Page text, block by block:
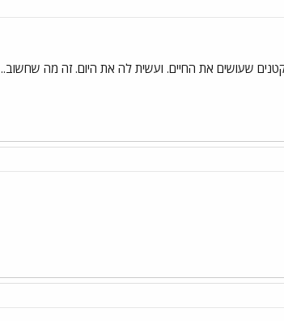
שעושים את החיים. ועשית לה את היום. זה מה שחשוב..